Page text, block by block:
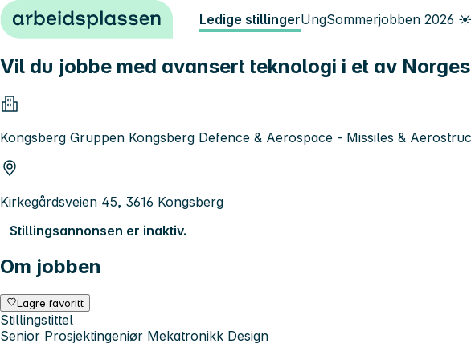
Hopp til innhold Ledige stillingerUngSommerjobben 2026 ☀️
Vil du jobbe med avansert teknologi i et av
Kongsberg Gruppen Kongsberg Defence & Aerospace - Missiles &
Kirkegårdsveien 45, 3616 Kongsberg
Stillingsannonsen er inaktiv.
Om jobben
Lagre favoritt
Stillingstittel
Senior Prosjektingeniør Mekatronikk Design